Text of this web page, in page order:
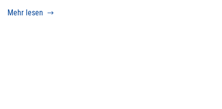
Mehr lesen